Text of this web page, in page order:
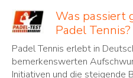
Was passiert
Padel Tennis?
Padel Tennis erlebt in
bemerkenswerten
Initiativen und die steigende